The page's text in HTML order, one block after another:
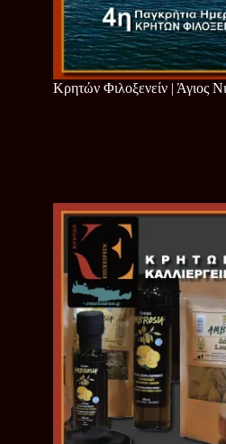
Κρητών Φιλοξενείν | Άγιος